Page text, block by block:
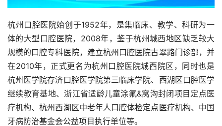
杭州口腔医院始创于1952年，是集临床、教学、科研为一
体的大型口腔医院，2008年，鉴于杭州城西地区缺乏较大
规模的口腔专科医院，建立杭州口腔医院古翠路门诊部，并
在2010年，正式更名为杭州口腔医院城西院区，同时也是
杭州医学院存济口腔医学院第三临床学院、西湖区口腔医学
继续教育基地、浙江省适龄儿童涂氟&窝沟封闭项目定点医
疗机构、杭州西湖区中老年人口腔体检定点医疗机构、中国
牙病防治基金会公益项目执行单位等。